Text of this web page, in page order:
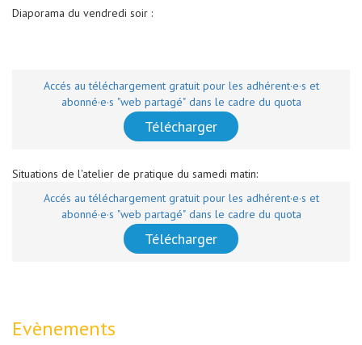
Diaporama du vendredi soir :
Accés au téléchargement gratuit pour les adhérent·e·s et
abonné·e·s "web partagé" dans le cadre du quota
Télécharger
Situations de l'atelier de pratique du samedi matin:
Accés au téléchargement gratuit pour les adhérent·e·s et
abonné·e·s "web partagé" dans le cadre du quota
Télécharger
Evènements